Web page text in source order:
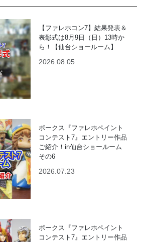
【ファレホコン7】結果発表＆
表彰式は8月9日（日）13時か
ら！【仙台ショールーム】
2026.08.05
ボークス『ファレホペイント
コンテスト7』エントリー作品
ご紹介！in仙台ショールーム
その6
2026.07.23
ボークス『ファレホペイント
コンテスト7』エントリー作品